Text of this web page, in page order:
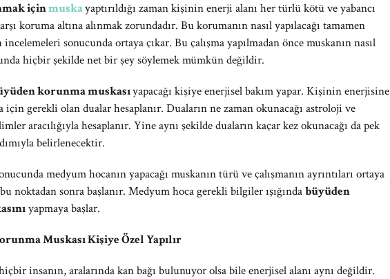
içinmuskayaptırıldığı zaman kişinin enerji alanı her türlü kötü ve yabancı
koruma altına alınmak zorundadır. Bu korumanın nasıl yapılacağı tamamen
incelemeleri sonucunda ortaya çıkar. Bu çalışma yapılmadan önce muskanın nasıl
hiçbir şekilde net bir şey söylemek mümkün değildir.
korunma muskasıyapacağı kişiye enerjisel bakım yapar. Kişinin enerjisine
gerekli olan dualar hesaplanır. Duaların ne zaman okunacağı astroloji ve
aracılığıyla hesaplanır. Yine aynı şekilde duaların kaçar kez okunacağı da pek
belirlenecektir.
medyum hocanın yapacağı muskanın türü ve çalışmanın ayrıntıları ortaya
noktadan sonra başlanır. Medyum hoca gerekli bilgiler ışığındabüyüden
yapmaya başlar.
Muskası Kişiye Özel Yapılır
insanın, aralarında kan bağı bulunuyor olsa bile enerjisel alanı aynı değildir.